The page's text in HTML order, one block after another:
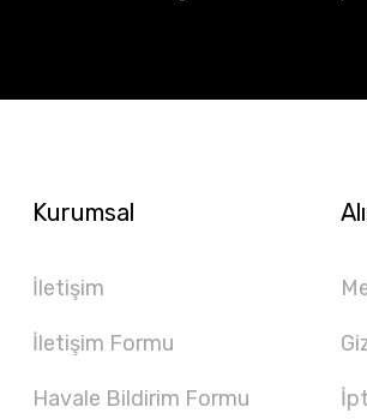
Kurumsal
İletişim
İletişim Formu
Havale Bildirim Formu